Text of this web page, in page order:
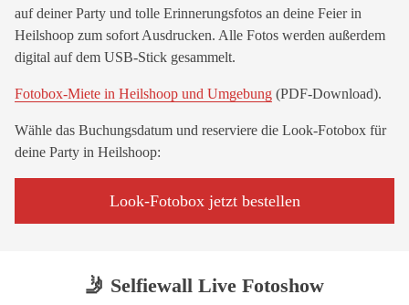
auf deiner Party und tolle Erinnerungsfotos an deine Feier in
Heilshoop zum sofort Ausdrucken. Alle Fotos werden außerdem
digital auf dem USB-Stick gesammelt.
Fotobox-Miete in Heilshoop und Umgebung (PDF-Download).
Wähle das Buchungsdatum und reserviere die Look-Fotobox für
deine Party in Heilshoop:
Look-Fotobox jetzt bestellen
🤳 Selfiewall Live Fotoshow